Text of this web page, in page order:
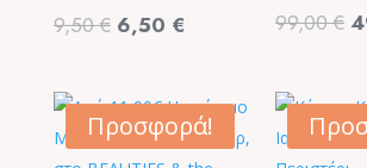
9,50€ Original
9,50 €.
6,50 €
είναι:
6,50 €.
99,00€
Προσφορά!